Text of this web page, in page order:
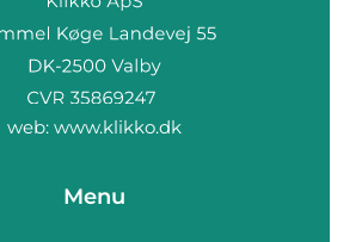
web: www.klikko.dk
Menu